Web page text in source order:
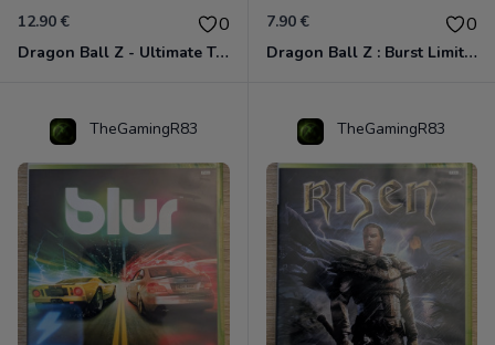
12.90 € 0
Dragon Ball Z - Ultimate Tenkaichi Xbox 360
7.90 € 0
Dragon Ball Z : Burst Limit Xbox 360
TheGamingR83 TheGamingR83